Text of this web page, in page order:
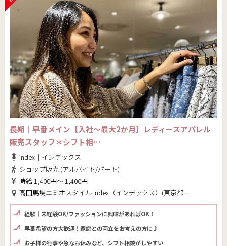
長期｜早番メイン【入社～最大2か月】レディースアパレル
販売スタッフ＊シフト相…
index｜インデックス
ショップ販売 (アルバイト/パート)
時給 1,400円～ 1,400円
高田馬場エミオスタイル index（インデックス）(東京都 新宿区)
経験｜未経験OK/ファッションに興味があればOK！
早番希望の方大歓迎！家庭との両立をお考えの方に♪
お子様の行事や急なお休みなど、シフト相談がしやすい